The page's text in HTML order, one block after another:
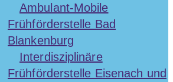
Ambulant-Mobile
Frühförderstelle Bad
Blankenburg
Interdisziplinäre
Frühförderstelle Eisenach und